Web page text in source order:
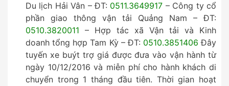
Du lịch Hải Vân – ĐT: 0511.3649917 – Công ty cổ
phần giao thông vận tải Quảng Nam – ĐT:
0510.3820011 – Hợp tác xã Vận tải và Kinh
doanh tổng hợp Tam Kỳ – ĐT: 0510.3851406 Đây
tuyến xe buýt trợ giá được đưa vào vận hành từ
ngày 10/12/2016 và miễn phí cho hành khách di
chuyển trong 1 tháng đầu tiên. Thời gian hoạt